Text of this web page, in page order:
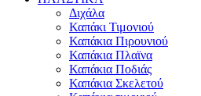
Διχάλα
Καπάκι Τιμονιού
Καπάκια Πιρουνιού
Καπάκια Πλαϊνα
Καπάκια Ποδιάς
Καπάκια Σκελετού